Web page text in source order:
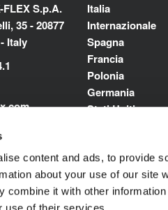
content and ads, to provide
about your use of our site
combine it with other
S.p.A.
35 - 20877
Italy
Italia
Internazionale
Spagna
Francia
Polonia
Germania
Stati Uniti
Medio Oriente